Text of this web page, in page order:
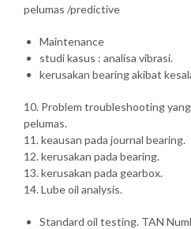
pelumas /predictive
Maintenance
studi kasus : analisa vibrasi.
kerusakan bearing akibat
10. Problem troubleshooting
pelumas.
11. keausan pada journal bearing.
12. kerusakan pada bearing.
13. kerusakan pada gearbox.
14. Lube oil analysis.
Standard oil testing. TAN